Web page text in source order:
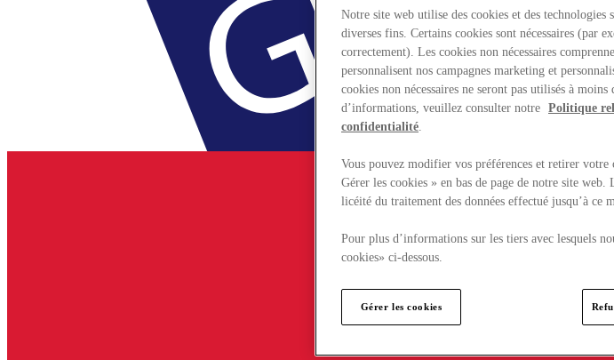
Notre site web utilise des cookies et des
diverses fins. Certains cookies sont nécessaires (par
correctement). Les cookies non nécessaires
personnalisent nos campagnes marketing et
cookies non nécessaires ne seront pas utilisés à
d’informations, veuillez consulter notre Politique
confidentialité.
Vous pouvez modifier vos préférences et retirer
Gérer les cookies » en bas de page de notre site
licéité du traitement des données effectué jusqu’à ce
Pour plus d’informations sur les tiers avec lesquels
cookies» ci-dessous.
Gérer les cookies